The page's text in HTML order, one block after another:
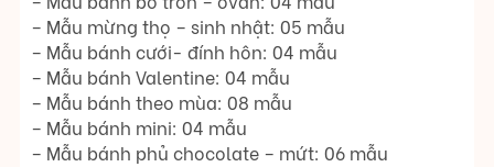
– Mẫu mừng thọ – sinh nhật: 05 mẫu
– Mẫu bánh cưới- đính hôn: 04 mẫu
– Mẫu bánh Valentine: 04 mẫu
– Mẫu bánh theo mùa: 08 mẫu
– Mẫu bánh mini: 04 mẫu
– Mẫu bánh phủ chocolate – mứt: 06 mẫu